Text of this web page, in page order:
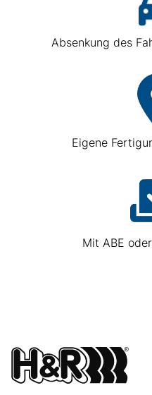
Absenkung des
Eigene
Mit ABE